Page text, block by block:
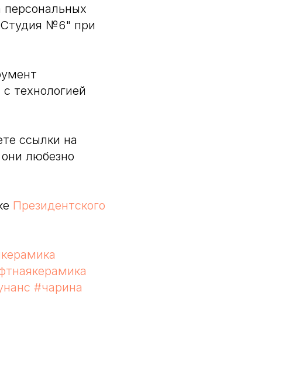
персональных
№6​" при
технологией
ссылки на
любезно
Президентского
#чарина